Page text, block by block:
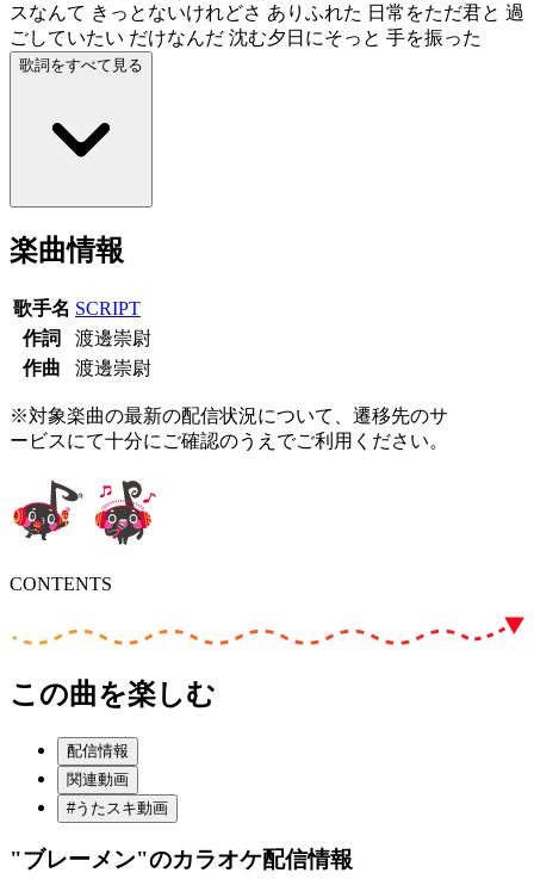
スなんて きっとないけれどさ ありふれた 日常をただ君と 過
ごしていたい だけなんだ 沈む夕日にそっと 手を振った
歌詞をすべて見る
楽曲情報
歌手名 SCRIPT
作詞
渡邊崇尉
作曲
渡邊崇尉
※対象楽曲の最新の配信状況について、遷移先のサ
ービスにて十分にご確認のうえでご利用ください。
CONTENTS
この曲を楽しむ
配信情報
関連動画
#うたスキ動画
"ブレーメン"のカラオケ配信情報